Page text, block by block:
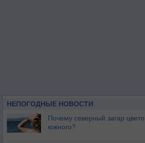
НЕПОГОДНЫЕ НОВОСТИ
Почему северный загар
южного?